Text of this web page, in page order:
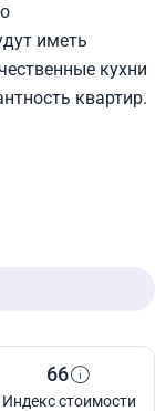
иметь
кухни
квартир.
66
Индекс стоимости